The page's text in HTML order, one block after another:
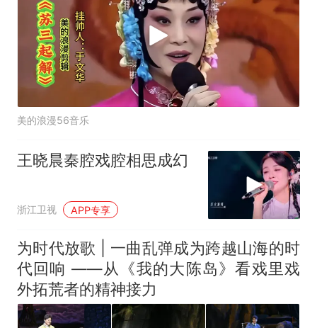
美的浪漫56音乐
王晓晨秦腔戏腔相思成幻
浙江卫视 APP专享
为时代放歌 | 一曲乱弹成为跨越山海的时
代回响 ——从《我的大陈岛》看戏里戏
外拓荒者的精神接力